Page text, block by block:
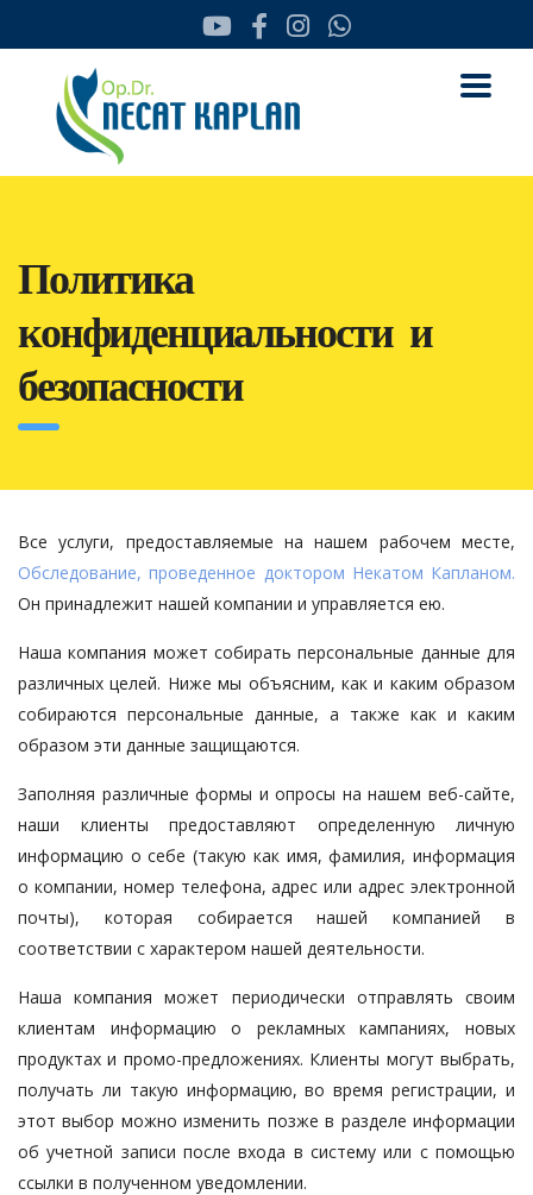
Политика
конфиденциальности и
безопасности
Все услуги, предоставляемые на нашем рабочем месте,
Обследование, проведенное доктором Некатом Капланом.
Он принадлежит нашей компании и управляется ею.
Наша компания может собирать персональные данные для
различных целей. Ниже мы объясним, как и каким образом
собираются персональные данные, а также как и каким
образом эти данные защищаются.
Заполняя различные формы и опросы на нашем веб-сайте,
наши клиенты предоставляют определенную личную
информацию о себе (такую как имя, фамилия, информация
о компании, номер телефона, адрес или адрес электронной
почты), которая собирается нашей компанией в
соответствии с характером нашей деятельности.
Наша компания может периодически отправлять своим
клиентам информацию о рекламных кампаниях, новых
продуктах и промо-предложениях. Клиенты могут выбрать,
получать ли такую информацию, во время регистрации, и
этот выбор можно изменить позже в разделе информации
об учетной записи после входа в систему или с помощью
ссылки в полученном уведомлении.